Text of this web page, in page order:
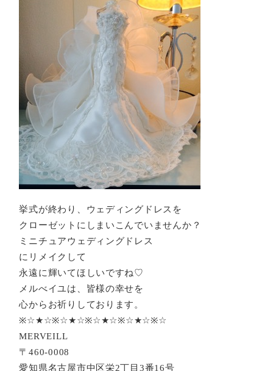
挙式が終わり、ウェディングドレスを
クローゼットにしまいこんでいませんか？
ミニチュアウェディングドレス
にリメイクして
永遠に輝いてほしいですね♡
メルべイユは、皆様の幸せを
心からお祈りしております。
※☆★☆※☆★☆※☆★☆※☆★☆※☆
MERVEILL
〒460-0008
愛知県名古屋市中区栄2丁目3番16号